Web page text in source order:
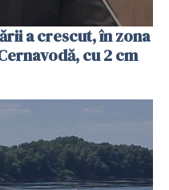
a crescut, în zona
cu 2 cm